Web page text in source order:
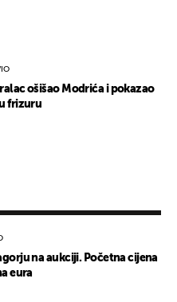
ošišao Modrića i pokazao
frizuru
na aukciji. Početna cijena
eura